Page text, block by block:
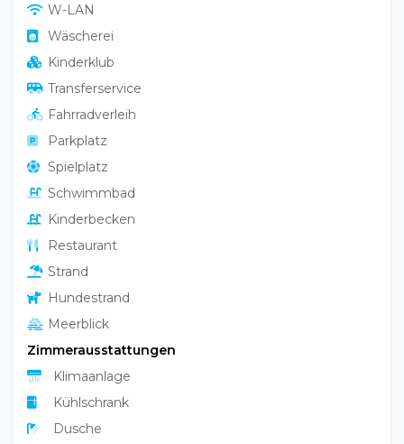
W-LAN
Wäscherei
Kinderklub
Transferservice
Fahrradverleih
Parkplatz
Spielplatz
Schwimmbad
Kinderbecken
Restaurant
Strand
Hundestrand
Meerblick
Zimmerausstattungen
Klimaanlage
Kühlschrank
Dusche